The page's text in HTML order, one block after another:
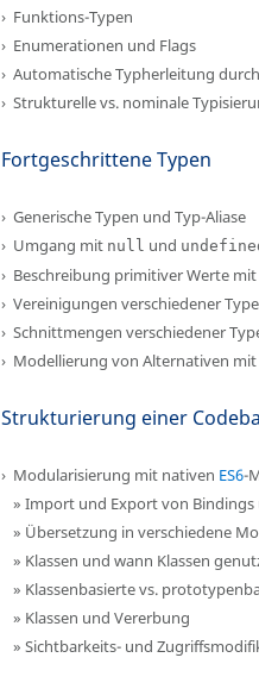
Funktions-Typen
Enumerationen und Flags
Automatische Typherleitung
Strukturelle vs. nominale
Fortgeschrittene Typen
Generische Typen und Typ-Aliase
Umgang mit null und
Beschreibung primitiver Werte
Vereinigungen verschiedener
Schnittmengen verschiedener
Modellierung von Alternativen
Strukturierung einer
Modularisierung mit nativen ES6-
Import und Export von Bindings
Übersetzung in verschiedene
Klassen und wann Klassen
Klassenbasierte vs.
Klassen und Vererbung
Sichtbarkeits- und